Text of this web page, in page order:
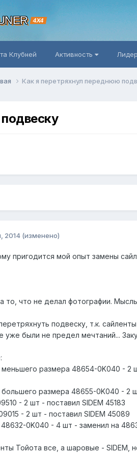
4X4
Клубней Активность
Как я перетряхнул переднюю
2014 (изменено)
пригодится мой опыт замены
то, что не делал фотографии.
подвеску, т.к.
были не предел мечтаний...
меньшего размера 48654-0K040 -
размера 48655-0K040 - 2
- 2 шт - поставил SIDEM 45183
- 2 шт - поставил SIDEM 45089
0K040 - 4 шт - заменил на
Тойота все, а шаровые - SIDEM,